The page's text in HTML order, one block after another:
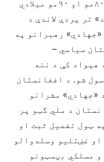
تسلط ناوړه اراده او نیت لري. په ۸۰مو او ۹۰مو میلادي
تر پردې لاندې د
رهبرانو په
سیاسي –
هېواد کې د ننه
شو. د افغانستان
«جهادي» مشرانو
د ملي گټو پر
ټول تفصیل ثبت او
غښتلیو وسله‌والو
مسلکي بڼسټونو